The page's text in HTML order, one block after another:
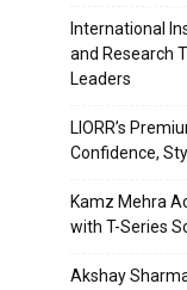
International
and Research
Leaders
LIORR’s
Confidence,
Kamz Mehra
with T-Series
Akshay